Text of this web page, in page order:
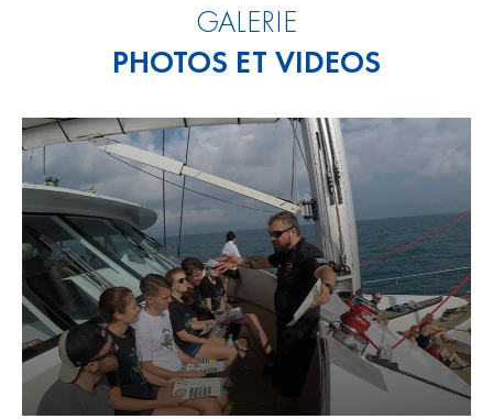
GALERIE
PHOTOS ET VIDEOS